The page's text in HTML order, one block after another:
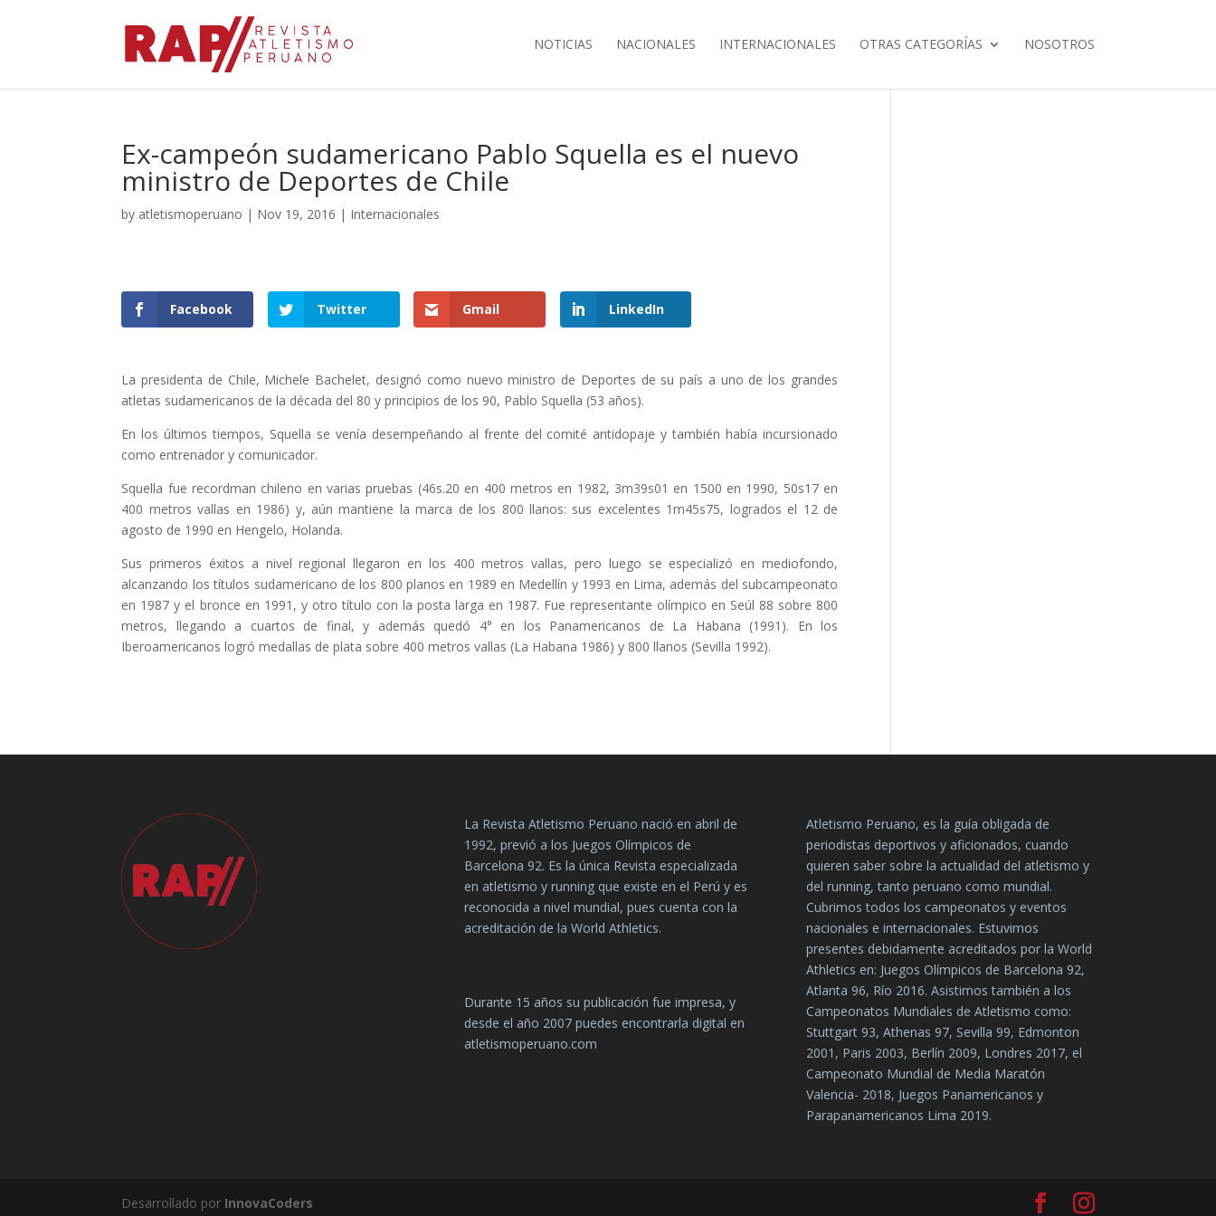
NOTICIAS NACIONALES INTERNACIONALES OTRAS CATEGORÍAS NOSOTROS
Ex-campeón sudamericano Pablo Squella es el nuevo
ministro de Deportes de Chile
by atletismoperuano | Nov 19, 2016 | Internacionales
Facebook Twitter Gmail LinkedIn
La presidenta de Chile, Michele Bachelet, designó como nuevo ministro de Deportes de su país a uno de los grandes
atletas sudamericanos de la década del 80 y principios de los 90, Pablo Squella (53 años).
En los últimos tiempos, Squella se venía desempeñando al frente del comité antidopaje y también había incursionado
como entrenador y comunicador.
Squella fue recordman chileno en varias pruebas (46s.20 en 400 metros en 1982, 3m39s01 en 1500 en 1990, 50s17 en
400 metros vallas en 1986) y, aún mantiene la marca de los 800 llanos: sus excelentes 1m45s75, logrados el 12 de
agosto de 1990 en Hengelo, Holanda.
Sus primeros éxitos a nivel regional llegaron en los 400 metros vallas, pero luego se especializó en mediofondo,
alcanzando los títulos sudamericano de los 800 planos en 1989 en Medellín y 1993 en Lima, además del subcampeonato
en 1987 y el bronce en 1991, y otro título con la posta larga en 1987. Fue representante olímpico en Seúl 88 sobre 800
metros, llegando a cuartos de final, y además quedó 4° en los Panamericanos de La Habana (1991). En los
Iberoamericanos logró medallas de plata sobre 400 metros vallas (La Habana 1986) y 800 llanos (Sevilla 1992).
La Revista Atletismo Peruano nació en abril de
1992, previó a los Juegos Olímpicos de
Barcelona 92. Es la única Revista especializada
en atletismo y running que existe en el Perú y es
reconocida a nivel mundial, pues cuenta con la
acreditación de la World Athletics.
Durante 15 años su publicación fue impresa, y
desde el año 2007 puedes encontrarla digital en
atletismoperuano.com
Atletismo Peruano, es la guía obligada de
periodistas deportivos y aficionados, cuando
quieren saber sobre la actualidad del atletismo y
del running, tanto peruano como mundial.
Cubrimos todos los campeonatos y eventos
nacionales e internacionales. Estuvimos
presentes debidamente acreditados por la World
Athletics en: Juegos Olímpicos de Barcelona 92,
Atlanta 96, Río 2016. Asistimos también a los
Campeonatos Mundiales de Atletismo como:
Stuttgart 93, Athenas 97, Sevilla 99, Edmonton
2001, Paris 2003, Berlín 2009, Londres 2017, el
Campeonato Mundial de Media Maratón
Valencia- 2018, Juegos Panamericanos y
Parapanamericanos Lima 2019.
Desarrollado por InnovaCoders